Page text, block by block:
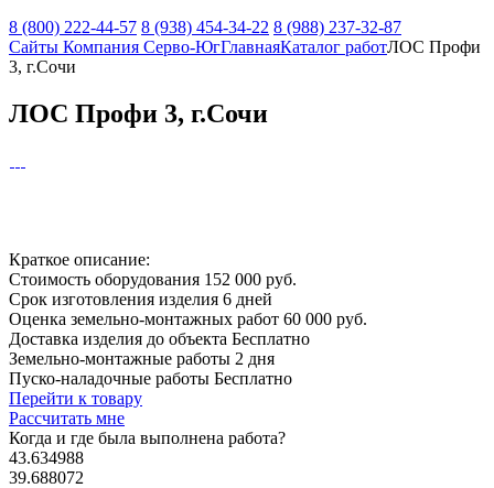
8 (800) 222-44-57 8 (938) 454-34-22 8 (988) 237-32-87
Сайты Компания Серво-ЮгГлавнаяКаталог работЛОС Профи
3, г.Сочи
ЛОС Профи 3, г.Сочи
Краткое описание:
Стоимость оборудования 152 000 руб.
Срок изготовления изделия 6 дней
Оценка земельно-монтажных работ 60 000 руб.
Доставка изделия до объекта Бесплатно
Земельно-монтажные работы 2 дня
Пуско-наладочные работы Бесплатно
Перейти к товару
Рассчитать мне
Когда и где была выполнена работа?
43.634988
39.688072